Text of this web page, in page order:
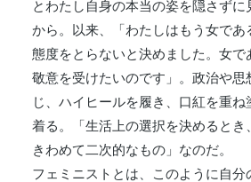
とわたし自身の本当の姿を隠さず
から。以来、「わたしはもう女であ
態度をとらないと決めました。女で
敬意を受けたいのです」。政治や思
じ、ハイヒールを履き、口紅を重
着る。「生活上の選択を決めるとき
きわめて二次的なもの」なのだ。
フェミニストとは、このように自分